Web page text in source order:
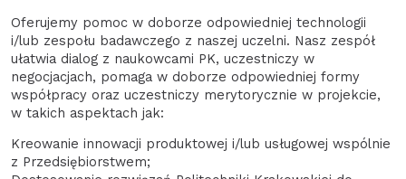
Oferujemy pomoc w doborze odpowiedniej technologii
i/lub zespołu badawczego z naszej uczelni. Nasz zespół
ułatwia dialog z naukowcami PK, uczestniczy w
negocjacjach, pomaga w doborze odpowiedniej formy
współpracy oraz uczestniczy merytorycznie w projekcie,
w takich aspektach jak:
Kreowanie innowacji produktowej i/lub usługowej wspólnie
z Przedsiębiorstwem;